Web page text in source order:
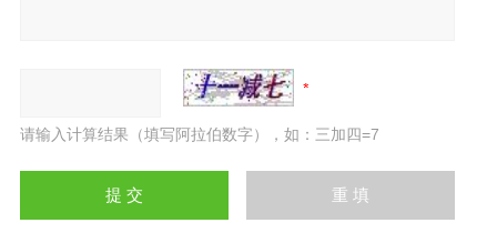
请输入计算结果（填写阿拉伯数字），如：三加四=7